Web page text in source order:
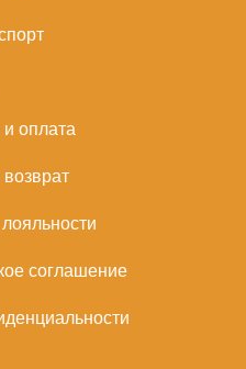
оплата
соглашение